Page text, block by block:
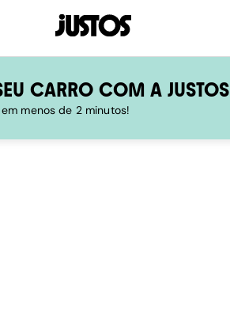
CARRO COM A JUSTOS
menos de 2 minutos!